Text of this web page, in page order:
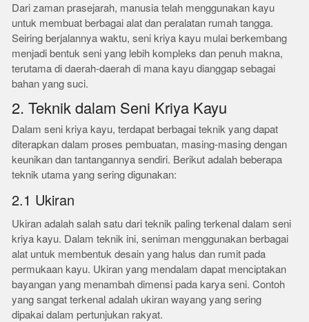
Dari zaman prasejarah, manusia telah menggunakan kayu
untuk membuat berbagai alat dan peralatan rumah tangga.
Seiring berjalannya waktu, seni kriya kayu mulai berkembang
menjadi bentuk seni yang lebih kompleks dan penuh makna,
terutama di daerah-daerah di mana kayu dianggap sebagai
bahan yang suci.
2. Teknik dalam Seni Kriya Kayu
Dalam seni kriya kayu, terdapat berbagai teknik yang dapat
diterapkan dalam proses pembuatan, masing-masing dengan
keunikan dan tantangannya sendiri. Berikut adalah beberapa
teknik utama yang sering digunakan:
2.1 Ukiran
Ukiran adalah salah satu dari teknik paling terkenal dalam seni
kriya kayu. Dalam teknik ini, seniman menggunakan berbagai
alat untuk membentuk desain yang halus dan rumit pada
permukaan kayu. Ukiran yang mendalam dapat menciptakan
bayangan yang menambah dimensi pada karya seni. Contoh
yang sangat terkenal adalah ukiran wayang yang sering
dipakai dalam pertunjukan rakyat.